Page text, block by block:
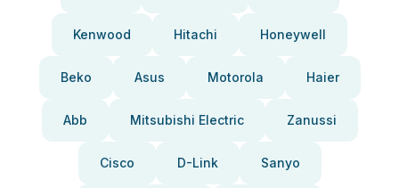
Kenwood Hitachi Honeywell
Beko Asus Motorola Haier
Abb Mitsubishi Electric Zanussi
Cisco D-Link Sanyo